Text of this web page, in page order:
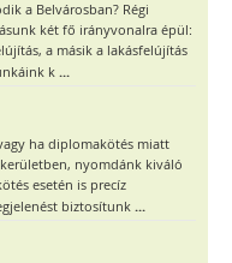
a Belvárosban? Régi
két fő irányvonalra épül:
a másik a lakásfelújítás
k ...
ha diplomakötés miatt
kerületben, nyomdánk kiváló
esetén is precíz
biztosítunk ...